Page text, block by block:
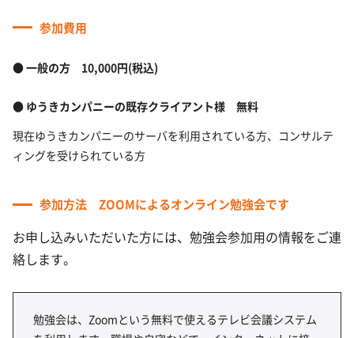
参加費用
一般の方 10,000円(税込)
ゆうきカンパニーの既存クライアント様 無料
現在ゆうきカンパニーのサーバを利用されている方、コンサルテ
ィングを受けられている方
参加方法 ZOOMによるオンライン勉強会です
お申し込みいただいた方には、勉強会参加用の情報をご連
絡します。
勉強会は、Zoomという無料で使えるテレビ会議システム